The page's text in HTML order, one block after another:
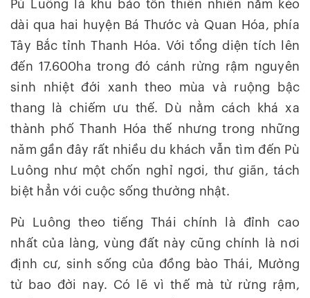
Pù Luông là khu bảo tồn thiên nhiên nằm kéo
dài qua hai huyện Bá Thước và Quan Hóa, phía
Tây Bắc tỉnh Thanh Hóa. Với tổng diện tích lên
đến 17.600ha trong đó cánh rừng rậm nguyên
sinh nhiệt đới xanh theo mùa và ruộng bậc
thang là chiếm ưu thế. Dù nằm cách khá xa
thành phố Thanh Hóa thế nhưng trong những
năm gần đây rất nhiều du khách vẫn tìm đến Pù
Luông như một chốn nghỉ ngơi, thư giãn, tách
biệt hẳn với cuộc sống thường nhật.
Pù Luông theo tiếng Thái chính là đỉnh cao
nhất của làng, vùng đất này cũng chính là nơi
định cư, sinh sống của đồng bào Thái, Mường
từ bao đời nay. Có lẽ vì thế mà từ rừng rậm,